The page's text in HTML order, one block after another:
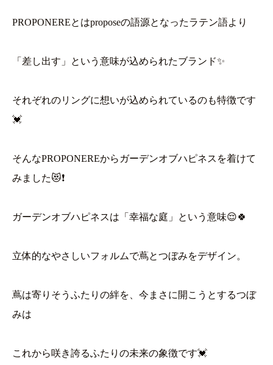
PROPONEREとはproposeの語源となったラテン語より
「差し出す」という意味が込められたブランド✨
それぞれのリングに想いが込められているのも特徴です
💓
そんなPROPONEREからガーデンオブハピネスを着けて
みました😻❗
ガーデンオブハピネスは「幸福な庭」という意味😌🍀
立体的なやさしいフォルムで蔦とつぼみをデザイン。
蔦は寄りそうふたりの絆を、今まさに開こうとするつぼ
みは
これから咲き誇るふたりの未来の象徴です💓